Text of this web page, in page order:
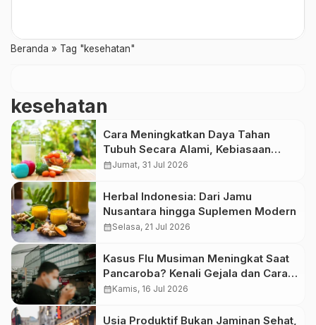
Beranda » Tag "kesehatan"
kesehatan
Cara Meningkatkan Daya Tahan
Tubuh Secara Alami, Kebiasaan
Sehat yang Perlu Dilakukan
calendar_monthJumat, 31 Jul 2026
Herbal Indonesia: Dari Jamu
Nusantara hingga Suplemen Modern
calendar_monthSelasa, 21 Jul 2026
Kasus Flu Musiman Meningkat Saat
Pancaroba? Kenali Gejala dan Cara
Menjaga Imunitas
calendar_monthKamis, 16 Jul 2026
Usia Produktif Bukan Jaminan Sehat,